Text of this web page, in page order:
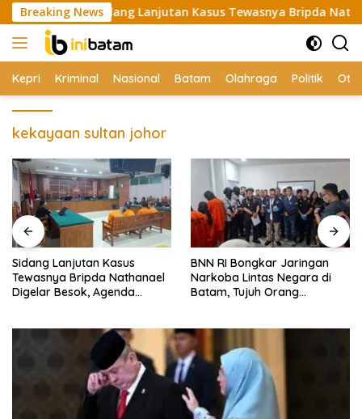
Skip
to
content
Breaking News
Sidang Lanjutan Kasus Tewasnya Bripda Nathanael
Kepri Kriminal Nasional Batam Olahraga Politik
kekayaan sultan johor
Sidang Lanjutan Kasus
Tewasnya Bripda Nathanael
Digelar Besok, Agenda
BNN RI Bongkar Jaringan
Narkoba Lintas Negara di
Batam, Tujuh Orang